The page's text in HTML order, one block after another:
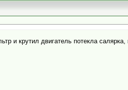
и крутил двигатель потекла